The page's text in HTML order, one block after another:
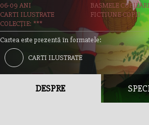
06-09 ANI
BASMELE
CARTI ILUSTRATE
FICTIUNE COPII
COLECȚIE: ***
Cartea este prezentă în formatele:
CARTI ILUSTRATE
DESPRE